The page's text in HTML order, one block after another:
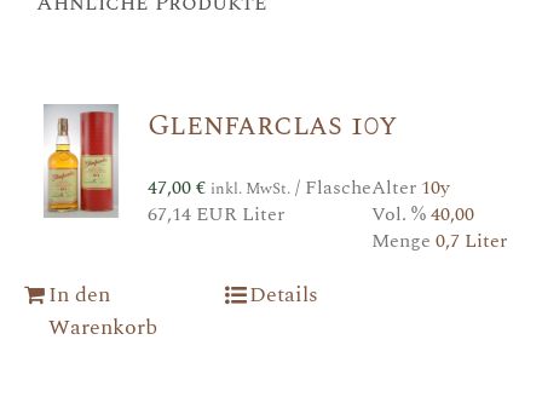
Glenfarclas 10y
47,00€ inkl. MwSt./ Flasche
67,14 EUR Liter
Alter 10y
Vol. %40,00
Menge 0,7 Liter
In den
Warenkorb
Details